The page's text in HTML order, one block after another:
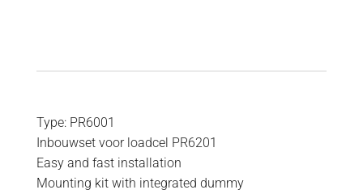
Type: PR6001
Inbouwset voor loadcel PR6201
Easy and fast installation
Mounting kit with integrated dummy